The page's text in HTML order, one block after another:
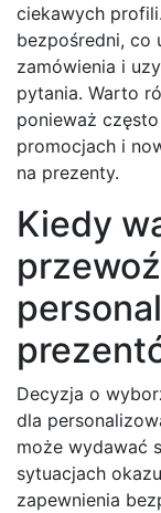
ciekawych
bezpośredni, co
zamówienia i
pytania. Warto
ponieważ
promocjach i
na prezenty.
Kiedy
Decyzja o
dla
może wydawać
sytuacjach
zapewnienia